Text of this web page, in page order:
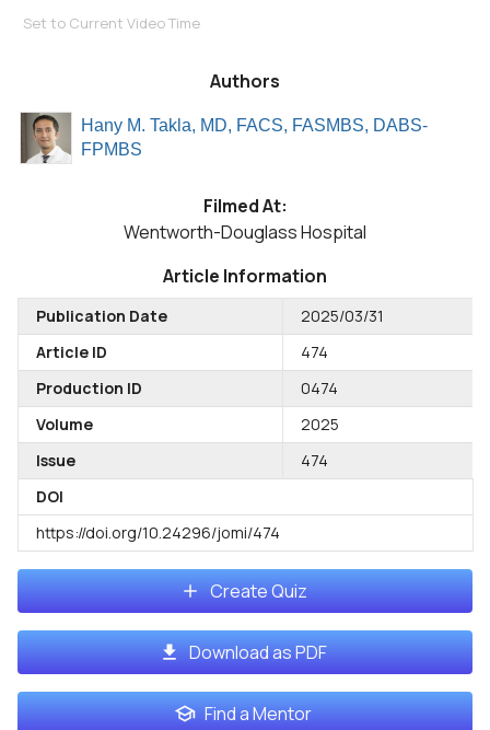
Set to Current Video Time
Authors
Hany M. Takla, MD, FACS, FASMBS, DABS-
FPMBS
Filmed At:
Wentworth-Douglass Hospital
Article Information
Publication Date
2025/03/31
Article ID
474
Production ID
0474
Volume
2025
Issue
474
DOI
https://doi.org/10.24296/jomi/474
Create Quiz
Download as PDF
Find a Mentor